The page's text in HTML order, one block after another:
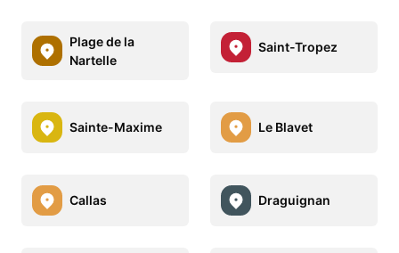
Plage de la
Nartelle
Saint-Tropez
Sainte-Maxime Le Blavet
Callas Draguignan